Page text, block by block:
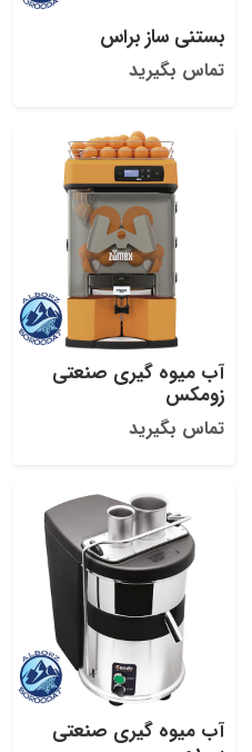
بستنی ساز براس
تماس بگیرید
آب میوه گیری صنعتی
زومکس
تماس بگیرید
آب میوه گیری صنعتی